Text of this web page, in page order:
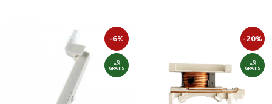
-6%
GRATIS
-20%
GRATIS